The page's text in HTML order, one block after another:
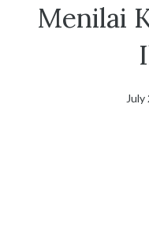
Menilai
July